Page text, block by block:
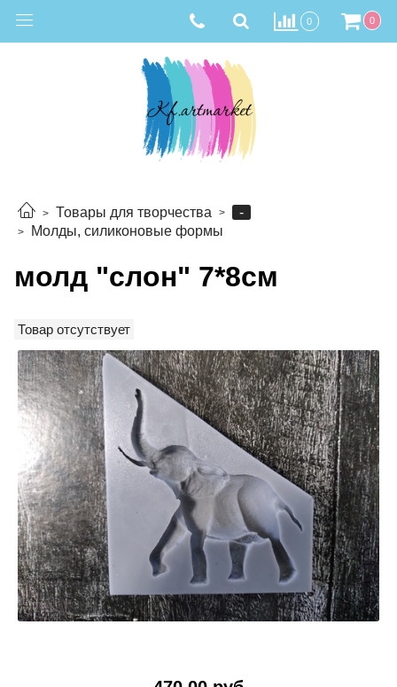
0 0
Товары для творчества
-
Молды, силиконовые формы
молд "слон" 7*8см
Товар отсутствует